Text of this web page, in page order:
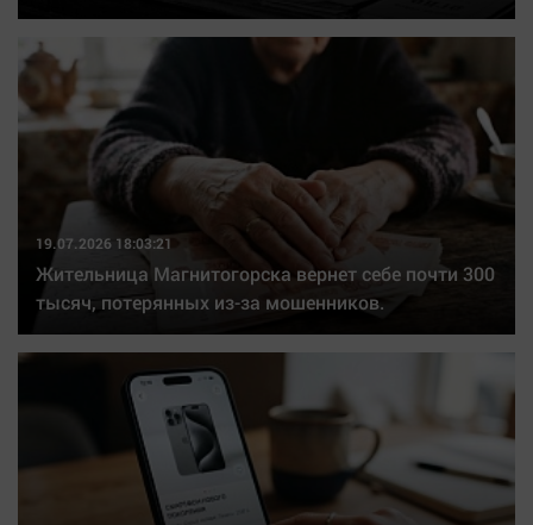
19.07.2026 18:03:21
Жительница Магнитогорска вернет себе почти 300
тысяч, потерянных из-за мошенников.